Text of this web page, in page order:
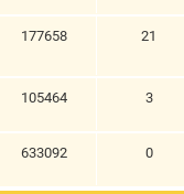
21
177658
3
105464
0
633092